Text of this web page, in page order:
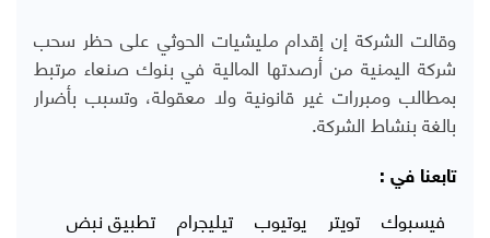
وقالت الشركة إن إقدام مليشيات الحوثي على حظر سحب
شركة اليمنية من أرصدتها المالية في بنوك صنعاء مرتبط
بمطالب ومبررات غير قانونية ولا معقولة، وتسبب بأضرار
بالغة بنشاط الشركة.
تابعنا في :
فيسبوك تويتر يوتيوب تيليجرام تطبيق نبض